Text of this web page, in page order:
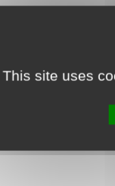
This site uses